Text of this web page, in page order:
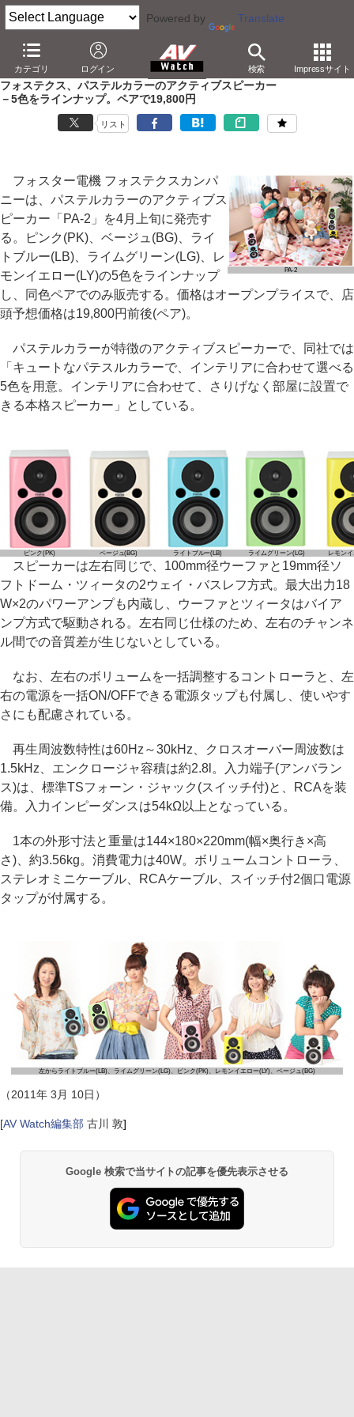
Powered by Translate
カテゴリ ログイン 検索 Impressサイト
AV Watch 製品
オーディオスピーカー
フォステクス、パステルカラーのアクティブスピーカー
－5色をラインナップ。ペアで19,800円
リスト
PA-2
フォスター電機 フォステクスカンパ
ニーは、パステルカラーのアクティブス
ピーカー「PA-2」を4月上旬に発売す
る。ピンク(PK)、ベージュ(BG)、ライ
トブルー(LB)、ライムグリーン(LG)、レ
モンイエロー(LY)の5色をラインナップ
し、同色ペアでのみ販売する。価格はオープンプライスで、店
頭予想価格は19,800円前後(ペア)。
パステルカラーが特徴のアクティブスピーカーで、同社では
「キュートなパテスルカラーで、インテリアに合わせて選べる
5色を用意。インテリアに合わせて、さりげなく部屋に設置で
きる本格スピーカー」としている。
ピンク(PK) ベージュ(BG) ライトブルー(LB) ライムグリーン(LG) レモン
スピーカーは左右同じで、100mm径ウーファと19mm径ソ
フトドーム・ツィータの2ウェイ・バスレフ方式。最大出力18
W×2のパワーアンプも内蔵し、ウーファとツィータはバイア
ンプ方式で駆動される。左右同じ仕様のため、左右のチャンネ
ル間での音質差が生じないとしている。
なお、左右のボリュームを一括調整するコントローラと、左
右の電源を一括ON/OFFできる電源タップも付属し、使いやす
さにも配慮されている。
再生周波数特性は60Hz～30kHz、クロスオーバー周波数は
1.5kHz、エンクロージャ容積は約2.8l。入力端子(アンバラン
ス)は、標準TSフォーン・ジャック(スイッチ付)と、RCAを装
備。入力インピーダンスは54kΩ以上となっている。
1本の外形寸法と重量は144×180×220mm(幅×奥行き×高
さ)、約3.56kg。消費電力は40W。ボリュームコントローラ、
ステレオミニケーブル、RCAケーブル、スイッチ付2個口電源
タップが付属する。
左からライトブルー(LB)、ライムグリーン(LG)、ピンク(PK)、レモンイエロー(LY)、ベージュ(BG)
（2011年 3月 10日）
[AV Watch編集部 古川 敦]
Google 検索で当サイトの記事を優先表示させる